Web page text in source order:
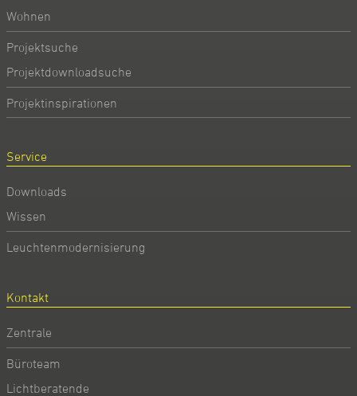
Wohnen
Projektsuche
Projektdownloadsuche
Projektinspirationen
Service
Downloads
Wissen
Leuchtenmodernisierung
Kontakt
Zentrale
Büroteam
Lichtberatende